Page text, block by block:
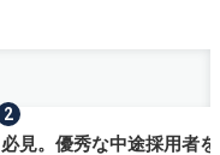
必見。優秀な中途採用者